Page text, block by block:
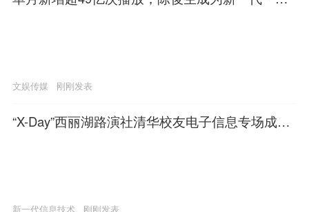
文娱传媒 刚刚发表
“X-Day”西丽湖路演社清华校友电子信息专场成功
新一代信息技术 刚刚发表